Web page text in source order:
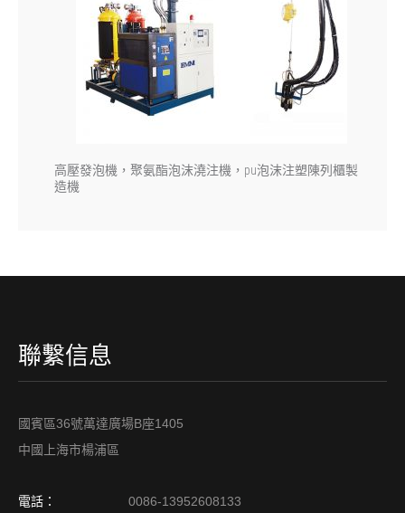
高壓發泡機，聚氨酯泡沫澆注機，pu泡沫注塑陳列櫃製
造機
聯繫信息
國賓區36號萬達廣場B座1405
中國上海市楊浦區
電話：
0086-13952608133